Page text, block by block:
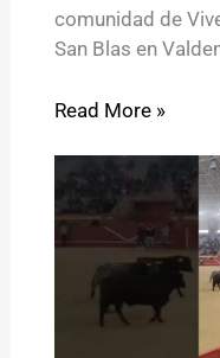
comunidad de
San Blas en
Read More »